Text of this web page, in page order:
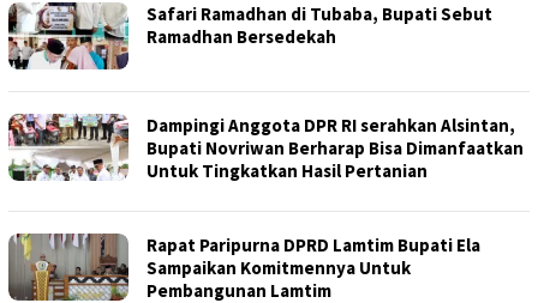
Safari Ramadhan di Tubaba, Bupati Sebut
Ramadhan Bersedekah
Dampingi Anggota DPR RI serahkan Alsintan,
Bupati Novriwan Berharap Bisa Dimanfaatkan
Untuk Tingkatkan Hasil Pertanian
Rapat Paripurna DPRD Lamtim Bupati Ela
Sampaikan Komitmennya Untuk
Pembangunan Lamtim